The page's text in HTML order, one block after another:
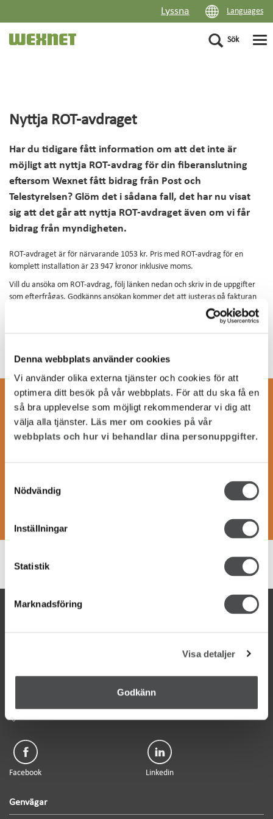
Denna webbplats använder cookies
Vi använder olika externa tjänster och cookies för att
optimera ditt besök på vår webbplats. För att du ska få en
så bra upplevelse som möjligt rekommenderar vi dig att
välja alla tjänster. Läs mer om cookies på vår
webbplats och hur vi behandlar dina personuppgifter.
Nödvändig
Inställningar
Statistik
Marknadsföring
Visa detaljer
Godkänn
Lyssna Languages
Sök
FÖRETAG
FLERBOSTADSHUS
OM WEXNET
KUNDCENTER
VARDAGSLIV
Se om du kan få fiber
Nyttja ROT-avdraget
Har du tidigare fått information om att det inte är
möjligt att nyttja ROT-avdrag för din fiberanslutning
eftersom Wexnet fått bidrag från Post och
Telestyrelsen? Glöm det i sådana fall, det har nu visat
sig att det går att nyttja ROT-avdraget även om vi får
bidrag från myndigheten.
ROT-avdraget är för närvarande 1053 kr. Pris med ROT-avdrag för en
komplett installation är 23 947 kronor inklusive moms.
Vill du ansöka om ROT-avdrag, följ länken nedan och skriv in de uppgifter
som efterfrågas. Godkänns ansökan kommer det att justeras på fakturan
Anmäl dig till vårt nyhetsbrev
Privat eller företag
E-post
Facebook Linkedin
Genvägar